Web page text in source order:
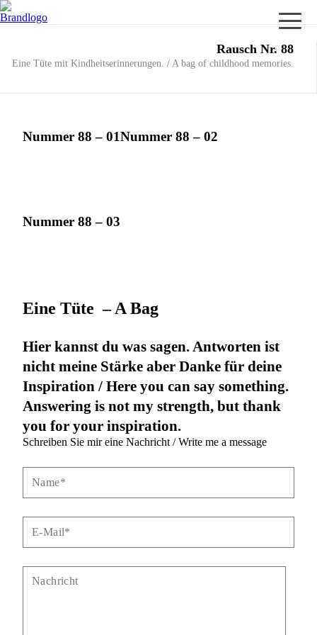
Rausch Nr. 88
Eine Tüte mit Kindheitserinnerungen. / A bag of childhood memories.
Nummer 88 – 01Nummer 88 – 02
Nummer 88 – 03
Eine Tüte – A Bag
Hier kannst du was sagen. Antworten ist
nicht meine Stärke aber Danke für deine
Inspiration / Here you can say something.
Answering is not my strength, but thank
you for your inspiration.
Schreiben Sie mir eine Nachricht / Write me a message